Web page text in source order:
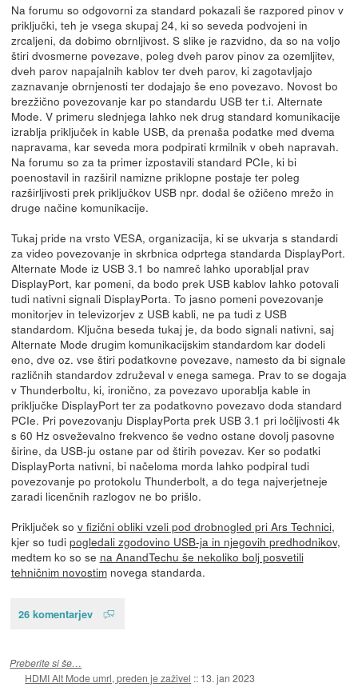
Na forumu so odgovorni za standard pokazali še razpored pinov v
priključki, teh je vsega skupaj 24, ki so seveda podvojeni in
zrcaljeni, da dobimo obrnljivost. S slike je razvidno, da so na voljo
štiri dvosmerne povezave, poleg dveh parov pinov za ozemljitev,
dveh parov napajalnih kablov ter dveh parov, ki zagotavljajo
zaznavanje obrnjenosti ter dodajajo še eno povezavo. Novost bo
brezžično povezovanje kar po standardu USB ter t.i. Alternate
Mode. V primeru slednjega lahko nek drug standard komunikacije
izrablja priključek in kable USB, da prenaša podatke med dvema
napravama, kar seveda mora podpirati krmilnik v obeh napravah.
Na forumu so za ta primer izpostavili standard PCIe, ki bi
poenostavil in razširil namizne priklopne postaje ter poleg
razširljivosti prek priključkov USB npr. dodal še ožičeno mrežo in
druge načine komunikacije.
Tukaj pride na vrsto VESA, organizacija, ki se ukvarja s standardi
za video povezovanje in skrbnica odprtega standarda DisplayPort.
Alternate Mode iz USB 3.1 bo namreč lahko uporabljal prav
DisplayPort, kar pomeni, da bodo prek USB kablov lahko potovali
tudi nativni signali DisplayPorta. To jasno pomeni povezovanje
monitorjev in televizorjev z USB kabli, ne pa tudi z USB
standardom. Ključna beseda tukaj je, da bodo signali nativni, saj
Alternate Mode drugim komunikacijskim standardom kar dodeli
eno, dve oz. vse štiri podatkovne povezave, namesto da bi signale
različnih standardov združeval v enega samega. Prav to se dogaja
v Thunderboltu, ki, ironično, za povezavo uporablja kable in
priključke DisplayPort ter za podatkovno povezavo doda standard
PCIe. Pri povezovanju DisplayPorta prek USB 3.1 pri ločljivosti 4k
s 60 Hz osveževalno frekvenco še vedno ostane dovolj pasovne
širine, da USB-ju ostane par od štirih povezav. Ker so podatki
DisplayPorta nativni, bi načeloma morda lahko podpiral tudi
povezovanje po protokolu Thunderbolt, a do tega najverjetneje
zaradi licenčnih razlogov ne bo prišlo.
Priključek so v fizični obliki vzeli pod drobnogled pri Ars Technici,
kjer so tudi pogledali zgodovino USB-ja in njegovih predhodnikov,
medtem ko so se na AnandTechu še nekoliko bolj posvetili
tehničnim novostimnovega standarda.
26 komentarjev
Preberite si še…
HDMI Alt Mode umrl, preden je zaživel :: 13. jan 2023